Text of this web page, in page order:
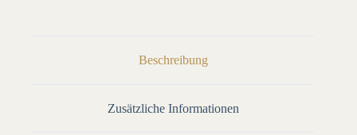
Beschreibung
Zusätzliche Informationen